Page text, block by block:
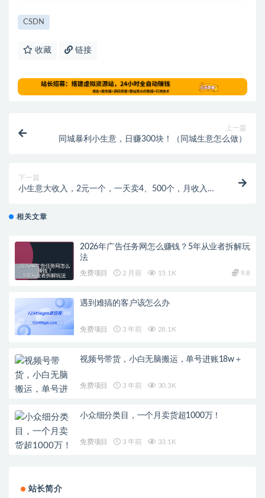
CSDN
收藏 链接
上一篇
同城暴利小生意，日赚300块！（同城生意怎么做）
下一篇
小生意大收入，2元一个，一天卖4、500个，月收入
相关文章
2026年广告任务网怎么赚钱？5年从业者拆解玩
法
免费项目 2 月前 15.1K 9.8
遇到难搞的客户该怎么办
免费项目 3 年前 28.1K
视频号带货，小白无脑搬运，单号进账18w＋
免费项目 3 年前 30.3K
小众细分类目，一个月卖货超1000万！
免费项目 3 年前 33.1K
站长简介